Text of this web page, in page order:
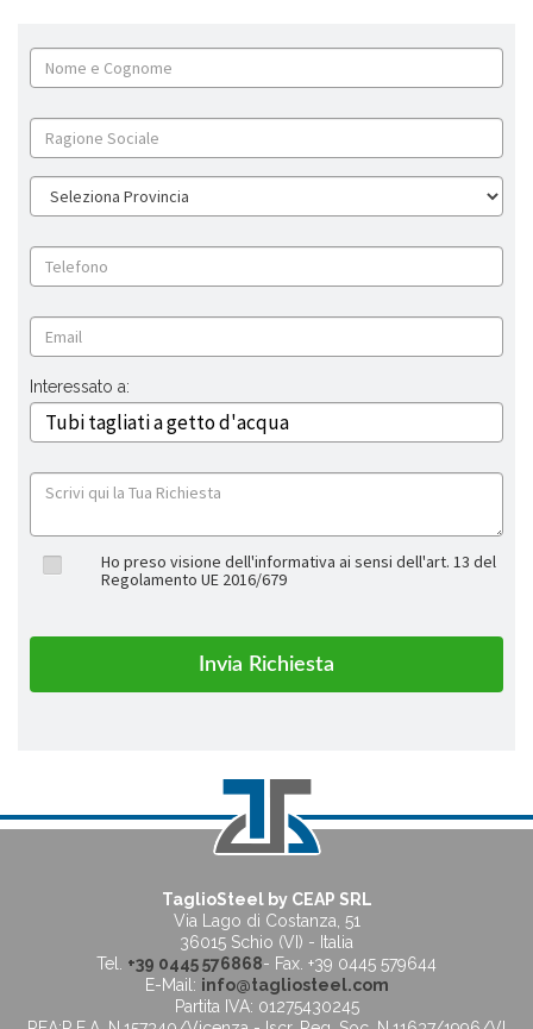
Interessato a:
Ho preso visione dell'informativa ai sensi dell'art. 13 del
Regolamento UE 2016/679
TaglioSteel by CEAP SRL
Via Lago di Costanza, 51
36015 Schio (VI) - Italia
Tel. +39 0445 576868- Fax. +39 0445 579644
E-Mail: info@tagliosteel.com
Partita IVA: 01275430245